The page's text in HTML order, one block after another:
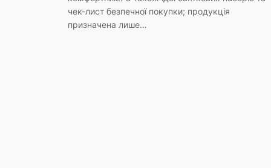
чек-лист безпечної покупки; продукція
призначена лише…